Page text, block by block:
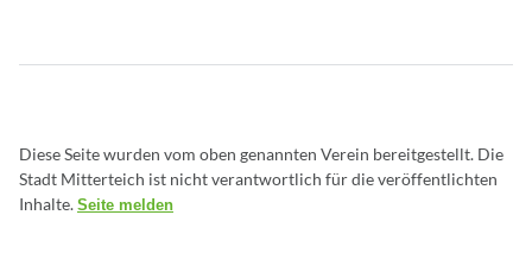
Diese Seite wurden vom oben genannten Verein bereitgestellt. Die
Stadt Mitterteich ist nicht verantwortlich für die veröffentlichten
Inhalte. Seite melden